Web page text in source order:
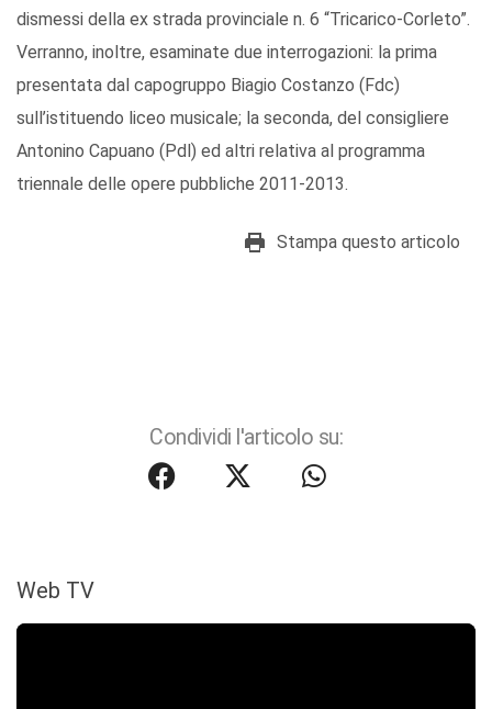
dismessi della ex strada provinciale n. 6 “Tricarico-Corleto”.
Verranno, inoltre, esaminate due interrogazioni: la prima
presentata dal capogruppo Biagio Costanzo (Fdc)
sull’istituendo liceo musicale; la seconda, del consigliere
Antonino Capuano (Pdl) ed altri relativa al programma
triennale delle opere pubbliche 2011-2013.
Stampa questo articolo
Condividi l'articolo su:
Web TV